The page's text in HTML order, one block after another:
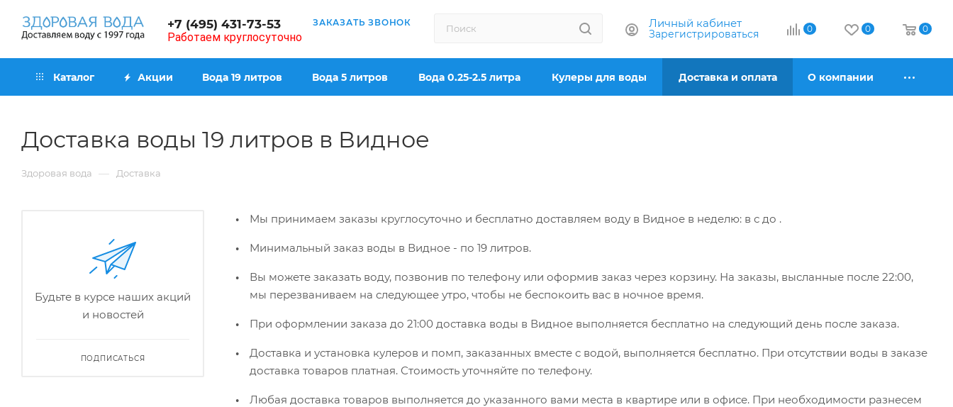
+7 (495) 431-73-53
Работаем круглосуточно
ЗАКАЗАТЬ ЗВОНОК Личный кабинет
Зарегистрироваться 0 0 0
Каталог Акции Вода 19 литров Вода 5 литров Вода 0.25-2.5 литра Кулеры для воды Доставка и оплата О компании
Доставка воды 19 литров в Видное
Здоровая вода — Доставка
Мы принимаем заказы круглосуточно и бесплатно доставляем воду в Видное в неделю: в с до .
Минимальный заказ воды в Видное - по 19 литров.
Вы можете заказать воду, позвонив по телефону или оформив заказ через корзину. На заказы, высланные после 22:00,
мы перезваниваем на следующее утро, чтобы не беспокоить вас в ночное время.
При оформлении заказа до 21:00 доставка воды в Видное выполняется бесплатно на следующий день после заказа.
Доставка и установка кулеров и помп, заказанных вместе с водой, выполняется бесплатно. При отсутствии воды в заказе
доставка товаров платная. Стоимость уточняйте по телефону.
Любая доставка товаров выполняется до указанного вами места в квартире или в офисе. При необходимости разнесем
Будьте в курсе наших акций
и новостей
ПОДПИСАТЬСЯ